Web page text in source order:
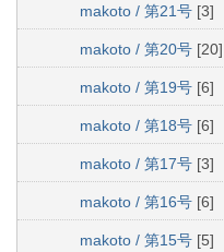
makoto / 第21号 [3]
makoto / 第20号 [20]
makoto / 第19号 [6]
makoto / 第18号 [6]
makoto / 第17号 [3]
makoto / 第16号 [6]
makoto / 第15号 [5]